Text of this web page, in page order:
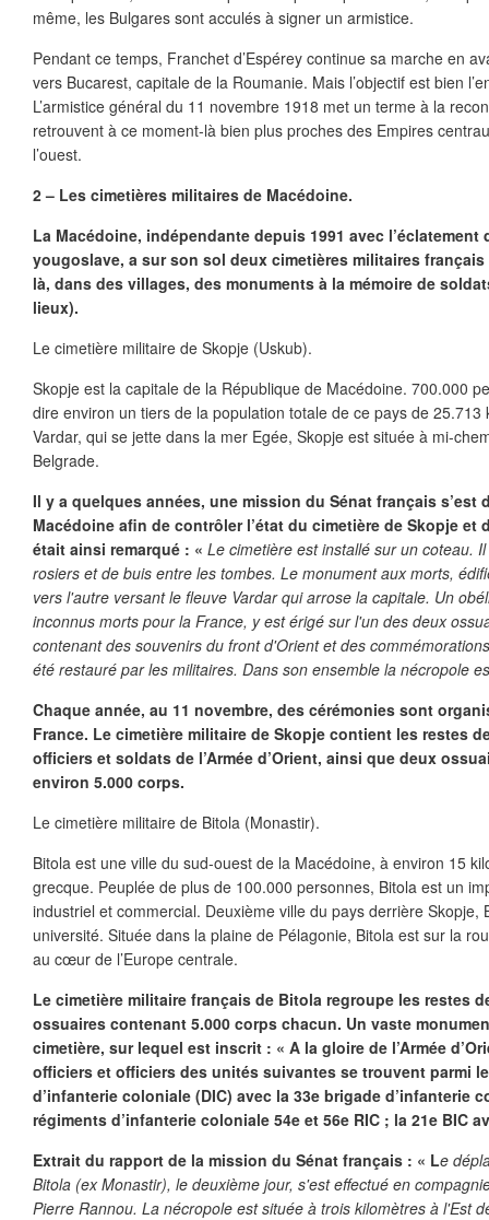
même, les Bulgares sont acculés à signer un armistice.
Pendant ce temps, Franchet d’Espérey continue sa marche en
vers Bucarest, capitale de la Roumanie. Mais l’objectif est bien
L’armistice général du 11 novembre 1918 met un terme à la
retrouvent à ce moment-là bien plus proches des Empires
l’ouest.
2 – Les cimetières militaires de Macédoine.
La Macédoine, indépendante depuis 1991 avec l’éclatement
yougoslave, a sur son sol deux cimetières militaires
là, dans des villages, des monuments à la mémoire de
lieux).
Le cimetière militaire de Skopje (Uskub).
Skopje est la capitale de la République de Macédoine. 700.000
dire environ un tiers de la population totale de ce pays de
Vardar, qui se jette dans la mer Egée, Skopje est située à mi-
Belgrade.
Il y a quelques années, une mission du Sénat français s’est
Macédoine afin de contrôler l’état du cimetière de Skopje et
était ainsi remarqué : « Le cimetière est installé sur un coteau.
rosiers et de buis entre les tombes. Le monument aux morts,
vers l'autre versant le fleuve Vardar qui arrose la capitale. Un
inconnus morts pour la France, y est érigé sur l'un des deux
contenant des souvenirs du front d'Orient et des
été restauré par les militaires. Dans son ensemble la nécropole
Chaque année, au 11 novembre, des cérémonies sont
France. Le cimetière militaire de Skopje contient les restes
officiers et soldats de l’Armée d’Orient, ainsi que deux
environ 5.000 corps.
Le cimetière militaire de Bitola (Monastir).
Bitola est une ville du sud-ouest de la Macédoine, à environ 15
grecque. Peuplée de plus de 100.000 personnes, Bitola est un
industriel et commercial. Deuxième ville du pays derrière Skopje,
université. Située dans la plaine de Pélagonie, Bitola est sur la
au cœur de l’Europe centrale.
Le cimetière militaire français de Bitola regroupe les restes
ossuaires contenant 5.000 corps chacun. Un vaste
cimetière, sur lequel est inscrit : « A la gloire de l’Armée
officiers et officiers des unités suivantes se trouvent parmi
d’infanterie coloniale (DIC) avec la 33e brigade d’infanterie
régiments d’infanterie coloniale 54e et 56e RIC ; la 21e BIC
Extrait du rapport de la mission du Sénat français : « Le
Bitola (ex Monastir), le deuxième jour, s'est effectué en
Pierre Rannou. La nécropole est située à trois kilomètres à l'Est